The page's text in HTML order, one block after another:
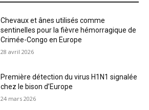
Chevaux et ânes utilisés comme
sentinelles pour la fièvre hémorragique de
Crimée-Congo en Europe
28 avril 2026
Première détection du virus H1N1 signalée
chez le bison d’Europe
24 mars 2026